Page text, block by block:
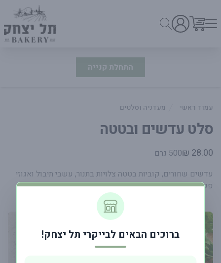
התחלת קנייה
עמוד ראשי מעדניה וסלטים
סלט עדשים ובטטה
פרטי המוצר
28.00 ₪
500 גרם
עדשים שחורים, קוביות בטטה צלויות בתנור, עשבי תיבול ואגוזי
פקאן מגיע באריזה של 500 מ"ל
ברוכים הבאים לבייקרי תל יצחק!